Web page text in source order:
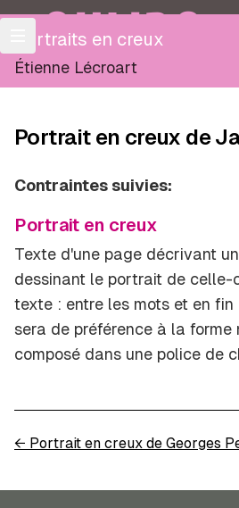
OULIPO
Portraits en creux
Étienne Lécroart
Portrait en creux de
Contraintes suivies:
Portrait en creux
Texte d'une page décrivant
dessinant le portrait de celle-
texte : entre les mots et en
sera de préférence à la forme
composé dans une police de
← Portrait en creux de Georges